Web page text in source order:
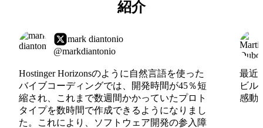
紹介
mark diantonio
@markdiantonio
Hostinger Horizonsのように自然言語を使った
バイブコーディングでは、開発時間が45％短
縮され、これまで数週間かかっていたプロト
タイプを数時間で作成できるようになりまし
た。これにより、ソフトウェア開発の参入障
最近
ビル
感動